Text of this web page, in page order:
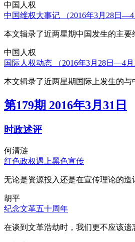
中国人权
中国维权大事记 （2016年3月28日—4
本文辑录了近两星期中国发生的主要
中国人权
国际人权动态 （2016年3月28日—4月
本文辑录了近两星期国际上发生的与
第179期 2016年3月31日
时政述评
何清涟
红色政权遇上黑色宣传
无论是资源投入还是在宣传理论的造
胡平
纪念文革五十周年
在谈到文革浩劫时，我们更不应该